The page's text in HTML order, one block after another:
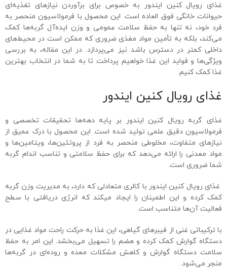
غذای رویال کنین ایندور به خصوص برای برآوردن نیازهای تغذیه‌ای
حیوانات خانگی فوق العاده است. این محصول با فرمولاسیون منحصر به
فرد خود، نه تنها به حفظ سلامت عمومی و وزن ایده‌آل گربه‌ها کمک
می‌کند، بلکه به تأمین مواد مغذی ضروری که ممکن است در محیط‌های
داخلی کمتر در دسترس باشد نیز می‌پردازد. در این مقاله، به بررسی
ویژگی‌ها و فواید این غذا خواهیم پرداخت تا به شما در انتخاب بهترین
غذا کمک کنیم.
غذای رویال کنین ایندور
غذای گربه رویال کنین ایندور بر پایه دهه‌ها تحقیقات تخصصی و
فرمولاسیون دقیق علمی تولید شده است. این محصول با درک عمیق از
نیازهای متفاوت، مخلوطی منحصر به فرد از پروتئین‌ها، ویتامین‌ها و
مواد معدنی را ارائه می‌دهد که برای حفظ سلامتی و تناسب اندام گربه
شما ضروری است.
غذای رویال کنین ایندور با کالری‌ متعادلی که دارد، به مدیریت وزن گربه
کمک کرده و این اطمینان را ایجاد میکند که انرژی دریافتی با سطح
فعالیت آن‌ها متناسب است.
با ترکیباتی غنی از فیبرهای گیاهی، این غذا به حرکت راحت مواد غذایی در
دستگاه گوارش کمک کرده و هضم را تسهیل می‌بخشد. این امر به حفظ
سلامت دستگاه گوارش و کاهش مشکلات معده و روده‌ای در گربه‌ها
منجر می‌شود.